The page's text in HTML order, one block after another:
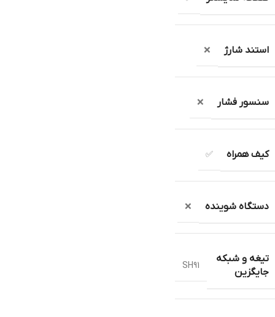
استند شارژ ❌
سنسور فشار ❌
کیف همراه ✅
دستگاه شوینده ❌
تیغه و شبکه
جایگزین
SH91